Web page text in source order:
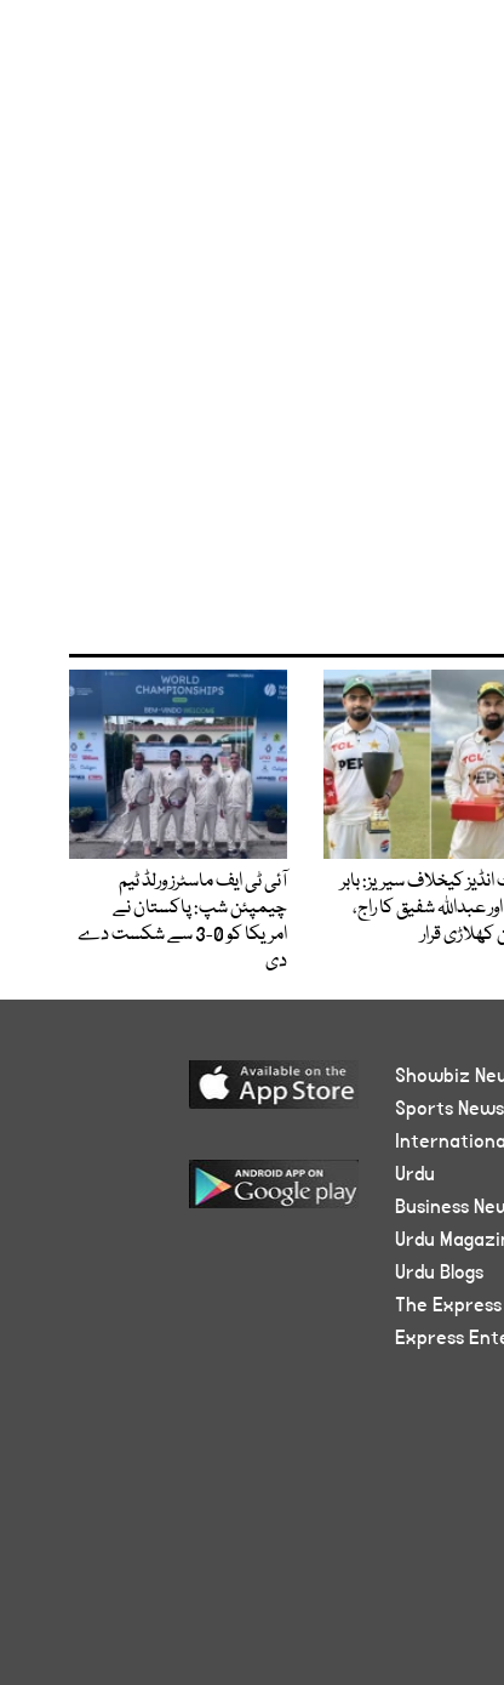
کیخلاف سیریز: بابر
عبداللہ شفیق کا راج،
کھلاڑی قرار
آئی ٹی ایف ماسٹرز ورلڈ ٹیم
چیمپئن شپ: پاکستان نے
امریکا کو 0-3 سے شکست دے
دی
Showbiz
Sports
Urdu
Business
Urdu
Urdu Blogs
The
Express